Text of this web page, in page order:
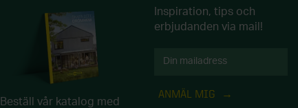
Beställ vår katalog med
Inspiration, tips och
erbjudanden via mail!
ANMÄL MIG